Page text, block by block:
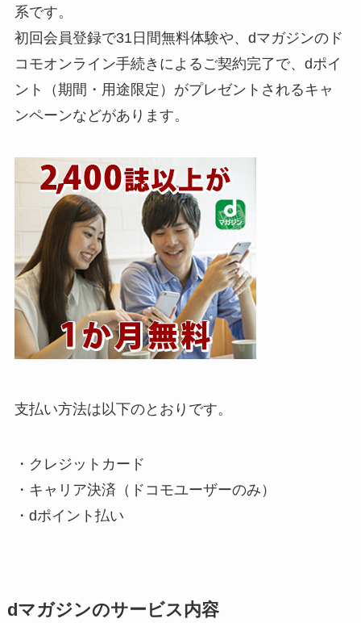
系です。
初回会員登録で31日間無料体験や、dマガジンのド
コモオンライン手続きによるご契約完了で、dポイ
ント（期間・用途限定）がプレゼントされるキャ
ンペーンなどがあります。
支払い方法は以下のとおりです。
・クレジットカード
・キャリア決済（ドコモユーザーのみ）
・dポイント払い
dマガジンのサービス内容